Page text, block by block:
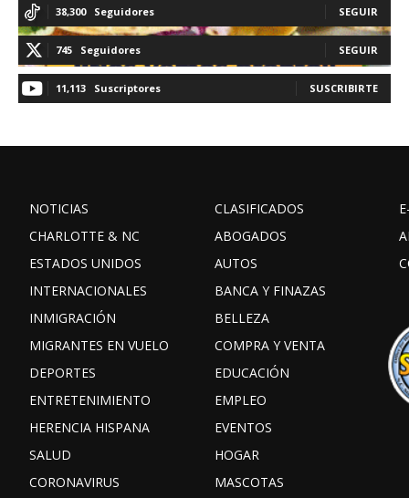
38,300 Seguidores SEGUIR
745 Seguidores SEGUIR
11,113 Suscriptores SUSCRIBIRTE
NOTICIAS
CHARLOTTE & NC
ESTADOS UNIDOS
INTERNACIONALES
INMIGRACIÓN
MIGRANTES EN VUELO
DEPORTES
ENTRETENIMIENTO
HERENCIA HISPANA
SALUD
CORONAVIRUS
CLASIFICADOS
ABOGADOS
AUTOS
BANCA Y FINAZAS
BELLEZA
COMPRA Y VENTA
EDUCACIÓN
EMPLEO
EVENTOS
HOGAR
MASCOTAS